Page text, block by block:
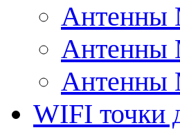
Антенны
Антенны
Антенны
WIFI точки